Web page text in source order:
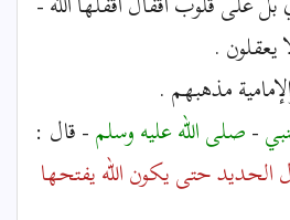
.
مذهبهم .
-صلى الله عليه وسلم- قال :
الحديد حتى يكون الله يفتحها